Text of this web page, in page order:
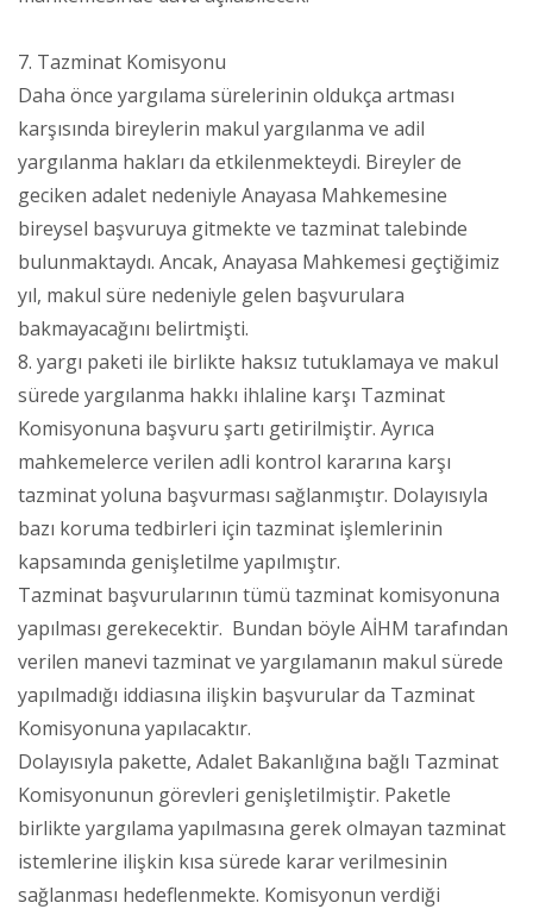
7. Tazminat Komisyonu
Daha önce yargılama sürelerinin oldukça artması
karşısında bireylerin makul yargılanma ve adil
yargılanma hakları da etkilenmekteydi. Bireyler de
geciken adalet nedeniyle Anayasa Mahkemesine
bireysel başvuruya gitmekte ve tazminat talebinde
bulunmaktaydı. Ancak, Anayasa Mahkemesi geçtiğimiz
yıl, makul süre nedeniyle gelen başvurulara
bakmayacağını belirtmişti.
8. yargı paketi ile birlikte haksız tutuklamaya ve makul
sürede yargılanma hakkı ihlaline karşı Tazminat
Komisyonuna başvuru şartı getirilmiştir. Ayrıca
mahkemelerce verilen adli kontrol kararına karşı
tazminat yoluna başvurması sağlanmıştır. Dolayısıyla
bazı koruma tedbirleri için tazminat işlemlerinin
kapsamında genişletilme yapılmıştır.
Tazminat başvurularının tümü tazminat komisyonuna
yapılması gerekecektir. Bundan böyle AİHM tarafından
verilen manevi tazminat ve yargılamanın makul sürede
yapılmadığı iddiasına ilişkin başvurular da Tazminat
Komisyonuna yapılacaktır.
Dolayısıyla pakette, Adalet Bakanlığına bağlı Tazminat
Komisyonunun görevleri genişletilmiştir. Paketle
birlikte yargılama yapılmasına gerek olmayan tazminat
istemlerine ilişkin kısa sürede karar verilmesinin
sağlanması hedeflenmekte. Komisyonun verdiği